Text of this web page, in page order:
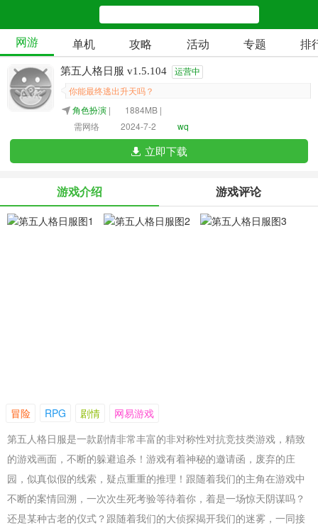
网游 单机 攻略 活动 专题 排
第五人格日服 v1.5.104 运营中
你能最终逃出升天吗？
角色扮演 |
1884MB |
需网络
2024-7-2 wq
立即下载
游戏介绍 游戏评论
冒险 RPG 剧情
网易游戏
第五人格日服是一款剧情非常丰富的非对称性对抗竞技类游戏，精致
的游戏画面，不断的躲避追杀！游戏有着神秘的邀请函，废弃的庄
园，似真似假的线索，疑点重重的推理！跟随着我们的主角在游戏中
不断的案情回溯，一次次生死考验等待着你，着是一场惊天阴谋吗？
还是某种古老的仪式？跟随着我们的大侦探揭开我们的迷雾，一同接